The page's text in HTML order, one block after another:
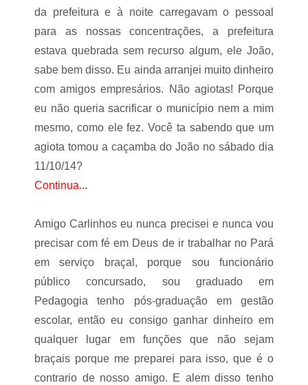
da prefeitura e à noite carregavam o pessoal
para as nossas concentrações, a prefeitura
estava quebrada sem recurso algum, ele João,
sabe bem disso. Eu ainda arranjei muito dinheiro
com amigos empresários. Não agiotas! Porque
eu não queria sacrificar o município nem a mim
mesmo, como ele fez. Você ta sabendo que um
agiota tomou a caçamba do João no sábado dia
11/10/14?
Continua...
Amigo Carlinhos eu nunca precisei e nunca vou
precisar com fé em Deus de ir trabalhar no Pará
em serviço braçal, porque sou funcionário
público concursado, sou graduado em
Pedagogia tenho pós-graduação em gestão
escolar, então eu consigo ganhar dinheiro em
qualquer lugar em funções que não sejam
braçais porque me preparei para isso, que é o
contrario de nosso amigo. E alem disso tenho